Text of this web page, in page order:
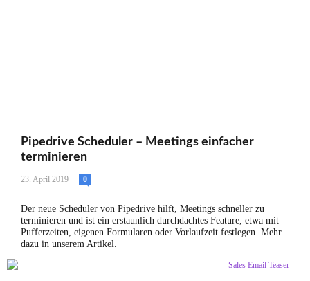
Pipedrive Scheduler – Meetings einfacher
terminieren
23. April 2019 0
Der neue Scheduler von Pipedrive hilft, Meetings schneller zu
terminieren und ist ein erstaunlich durchdachtes Feature, etwa mit
Pufferzeiten, eigenen Formularen oder Vorlaufzeit festlegen. Mehr
dazu in unserem Artikel.